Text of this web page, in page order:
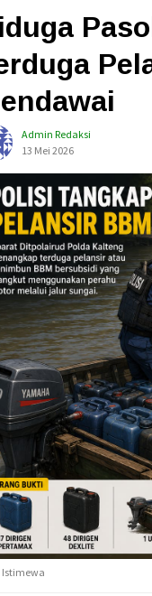
Admin Redaksi
13 Mei 2026
Istimewa